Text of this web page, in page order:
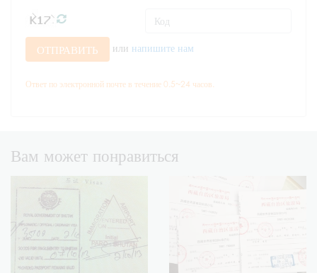
ОТПРАВИТЬ или напишите нам
Ответ по электронной почте в течение 0.5~24 часов.
Вам может понравиться